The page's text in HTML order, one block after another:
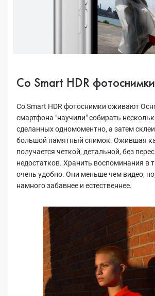
Со Smart HDR
Со Smart HDR фотоснимки оживают
смартфона "научили" собирать
сделанных одномоментно, а затем
большой памятный снимок. Ожившая
получается четкой, детальной, без
недостатков. Хранить воспоминания в
очень удобно. Они меньше чем видео,
намного забавнее и естественнее.